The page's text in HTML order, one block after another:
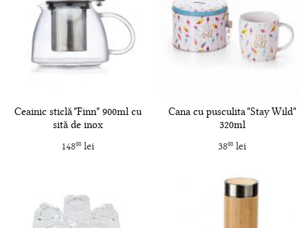
Ceainic sticlă "Finn" 900ml cu
sită de inox
14800 lei
Cana cu pusculita "Stay Wild"
320ml
3800lei